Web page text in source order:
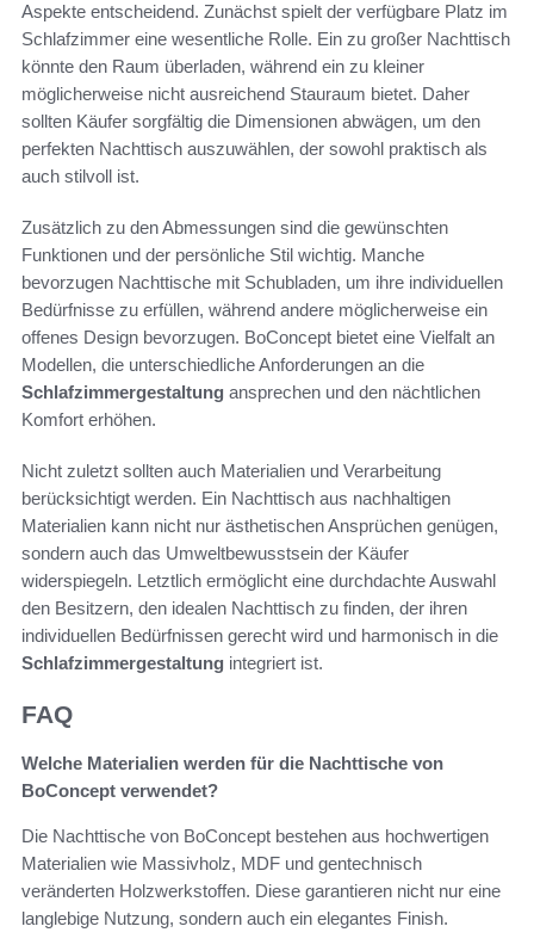
Aspekte entscheidend. Zunächst spielt der verfügbare Platz im
Schlafzimmer eine wesentliche Rolle. Ein zu großer Nachttisch
könnte den Raum überladen, während ein zu kleiner
möglicherweise nicht ausreichend Stauraum bietet. Daher
sollten Käufer sorgfältig die Dimensionen abwägen, um den
perfekten Nachttisch auszuwählen, der sowohl praktisch als
auch stilvoll ist.
Zusätzlich zu den Abmessungen sind die gewünschten
Funktionen und der persönliche Stil wichtig. Manche
bevorzugen Nachttische mit Schubladen, um ihre individuellen
Bedürfnisse zu erfüllen, während andere möglicherweise ein
offenes Design bevorzugen. BoConcept bietet eine Vielfalt an
Modellen, die unterschiedliche Anforderungen an die
Schlafzimmergestaltung ansprechen und den nächtlichen
Komfort erhöhen.
Nicht zuletzt sollten auch Materialien und Verarbeitung
berücksichtigt werden. Ein Nachttisch aus nachhaltigen
Materialien kann nicht nur ästhetischen Ansprüchen genügen,
sondern auch das Umweltbewusstsein der Käufer
widerspiegeln. Letztlich ermöglicht eine durchdachte Auswahl
den Besitzern, den idealen Nachttisch zu finden, der ihren
individuellen Bedürfnissen gerecht wird und harmonisch in die
Schlafzimmergestaltung integriert ist.
FAQ
Welche Materialien werden für die Nachttische von
BoConcept verwendet?
Die Nachttische von BoConcept bestehen aus hochwertigen
Materialien wie Massivholz, MDF und gentechnisch
veränderten Holzwerkstoffen. Diese garantieren nicht nur eine
langlebige Nutzung, sondern auch ein elegantes Finish.